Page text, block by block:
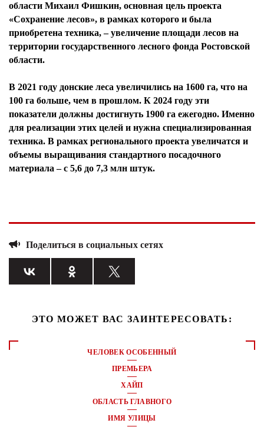
области Михаил Фишкин, основная цель проекта
«Сохранение лесов», в рамках которого и была
приобретена техника, – увеличение площади лесов на
территории государственного лесного фонда Ростовской
области.
В 2021 году донские леса увеличились на 1600 га, что на
100 га больше, чем в прошлом. К 2024 году эти
показатели должны достигнуть 1900 га ежегодно. Именно
для реализации этих целей и нужна специализированная
техника. В рамках регионального проекта увеличатся и
объемы выращивания стандартного посадочного
материала – с 5,6 до 7,3 млн штук.
Поделиться в социальных сетях
ЭТО МОЖЕТ ВАС ЗАИНТЕРЕСОВАТЬ:
ЧЕЛОВЕК ОСОБЕННЫЙ
ПРЕМЬЕРА
ХАЙП
ОБЛАСТЬ ГЛАВНОГО
ИМЯ УЛИЦЫ